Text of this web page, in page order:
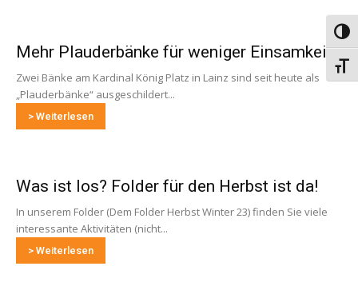
Mehr Plauderbänke für weniger Einsamkeit
Zwei Bänke am Kardinal König Platz in Lainz sind seit heute als
„Plauderbänke“ ausgeschildert...
> Weiterlesen
Was ist los? Folder für den Herbst ist da!
In unserem Folder (Dem Folder Herbst Winter 23) finden Sie viele
interessante Aktivitäten (nicht...
> Weiterlesen